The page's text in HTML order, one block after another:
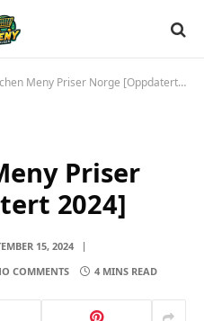
Meny Priser Norge [Oppdatert 2024]
Priser
2024]
15, 2024
COMMENTS 4 MINS READ